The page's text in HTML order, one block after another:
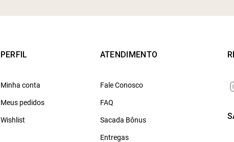
PERFIL
Minha conta
Meus pedidos
Wishlist
ATENDIMENTO
Fale Conosco
FAQ
Sacada Bônus
Entregas